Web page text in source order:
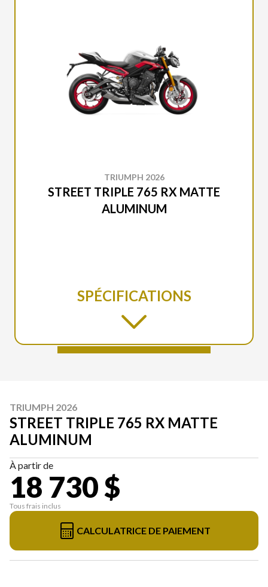
TRIUMPH 2026
STREET TRIPLE 765 RX MATTE
ALUMINUM
SPÉCIFICATIONS
TRIUMPH 2026
STREET TRIPLE 765 RX MATTE
ALUMINUM
À partir de
18 730 $
Tous frais inclus
CALCULATRICE DE PAIEMENT